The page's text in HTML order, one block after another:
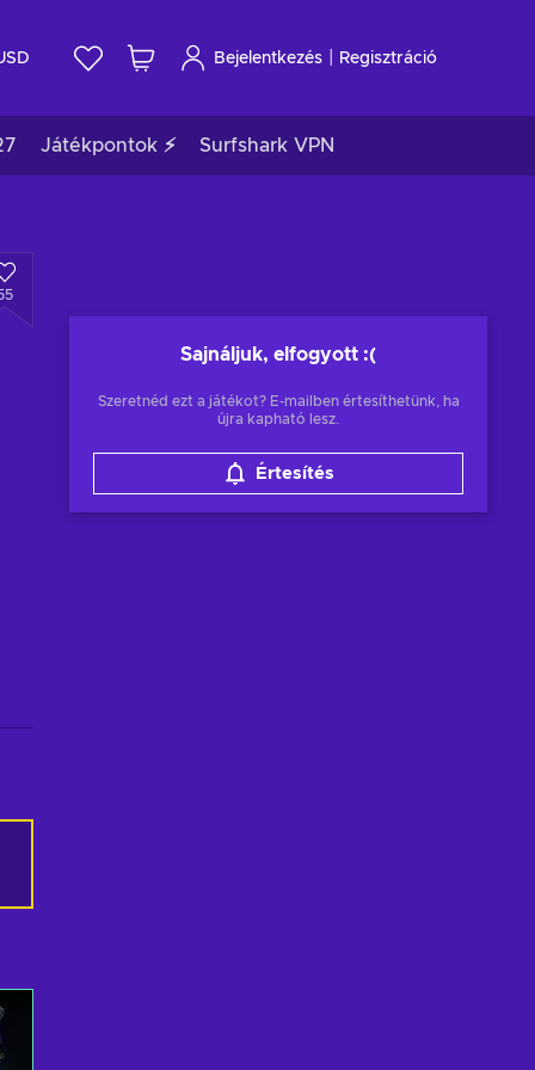
Bejelentkezés Regisztráció
Játékpontok ⚡ Surfshark VPN
Sajnáljuk, elfogyott :(
Szeretnéd ezt a játékot? E-mailben értesíthetünk, ha
újra kapható lesz.
Értesítés